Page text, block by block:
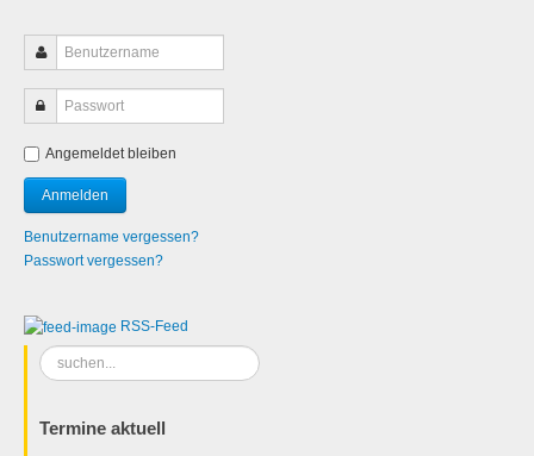
Angemeldet bleiben
Benutzername vergessen?
Passwort vergessen?
RSS-Feed
Suchen
...
Termine aktuell